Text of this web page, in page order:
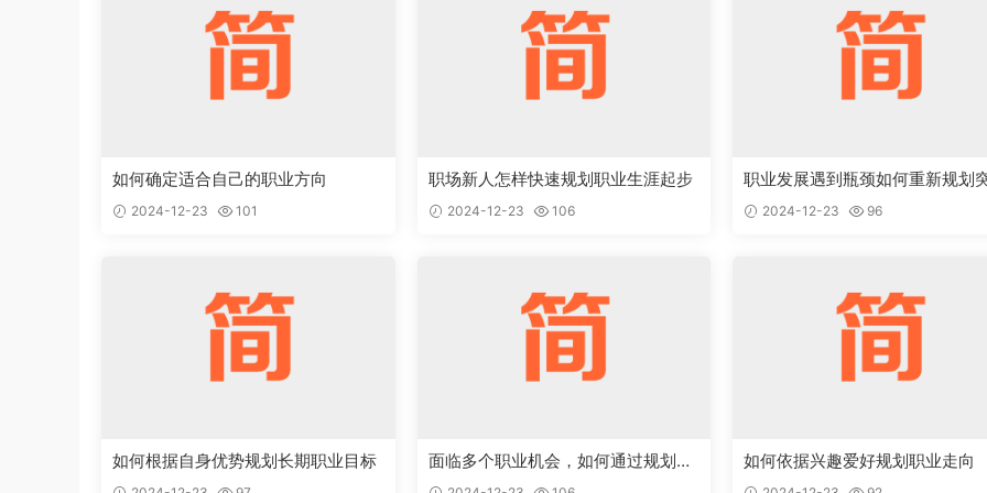
如何确定适合自己的职业方向
2024-12-23 101
职场新人怎样快速规划职业生涯起步
2024-12-23 106
职业发展遇到瓶颈如何重新规划
2024-12-23 96
如何根据自身优势规划长期职业目标
面临多个职业机会，如何通过规划抉
择
如何依据兴趣爱好规划职业走向